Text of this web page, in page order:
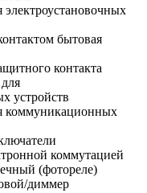
бытовая
контакта
устройств
коммуникационных
коммутацией
(фотореле)
диммер